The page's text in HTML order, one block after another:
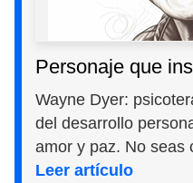
Personaje que
Wayne Dyer:
del desarrollo
amor y paz. No seas
Leer artículo